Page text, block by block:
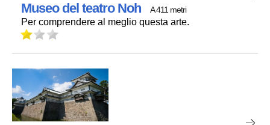
Museo del teatro Noh A 411 metri
Per comprendere al meglio questa arte.